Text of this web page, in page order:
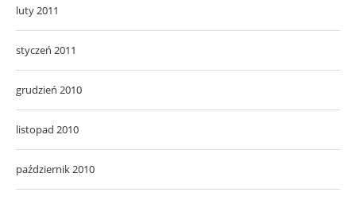
luty 2011
styczeń 2011
grudzień 2010
listopad 2010
październik 2010